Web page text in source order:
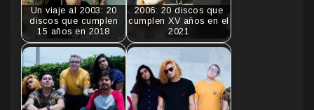
Un viaje al 2003: 20
discos que cumplen
15 años en 2018
2006: 20 discos que
cumplen XV años en el
2021